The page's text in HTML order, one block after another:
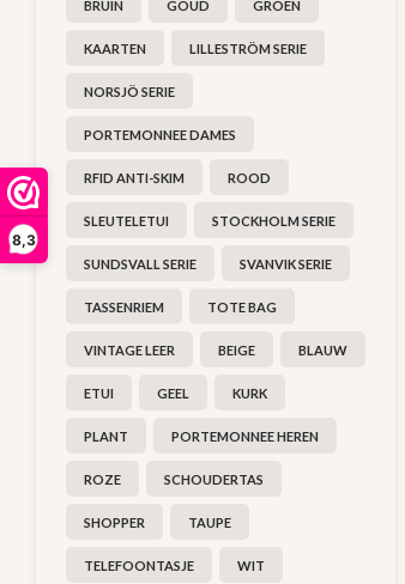
8,3
BRUIN GOUD GROEN
KAARTEN LILLESTRÖM SERIE
NORSJÖ SERIE
PORTEMONNEE DAMES
RFID ANTI-SKIM ROOD
SLEUTELETUI STOCKHOLM SERIE
SUNDSVALL SERIE SVANVIK SERIE
TASSENRIEM TOTE BAG
VINTAGE LEER BEIGE BLAUW
ETUI GEEL KURK
PLANT PORTEMONNEE HEREN
ROZE SCHOUDERTAS
SHOPPER TAUPE
TELEFOONTASJE WIT